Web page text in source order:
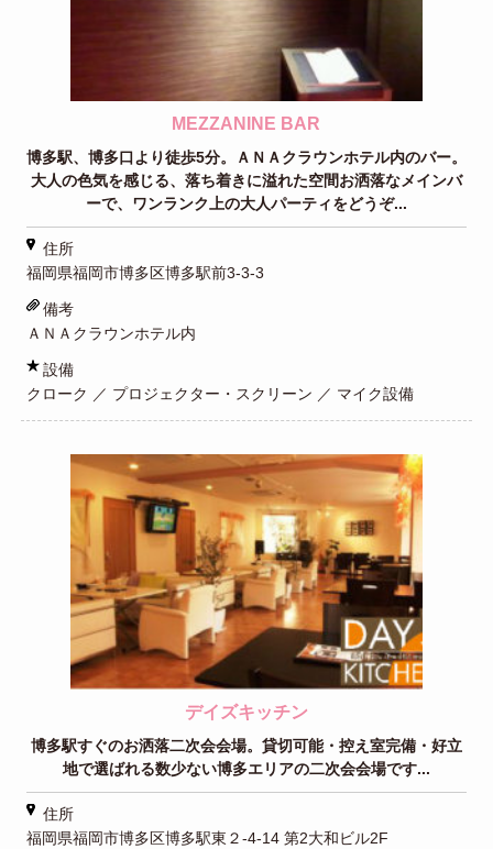
MEZZANINE BAR
博多駅、博多口より徒歩5分。ＡＮＡクラウンホテル内のバー。
大人の色気を感じる、落ち着きに溢れた空間お洒落なメインバ
ーで、ワンランク上の大人パーティをどうぞ...
住所
福岡県福岡市博多区博多駅前3-3-3
備考
ＡＮＡクラウンホテル内
設備
クローク ／ プロジェクター・スクリーン ／ マイク設備
デイズキッチン
博多駅すぐのお洒落二次会会場。貸切可能・控え室完備・好立
地で選ばれる数少ない博多エリアの二次会会場です...
住所
福岡県福岡市博多区博多駅東２-4-14 第2大和ビル2F